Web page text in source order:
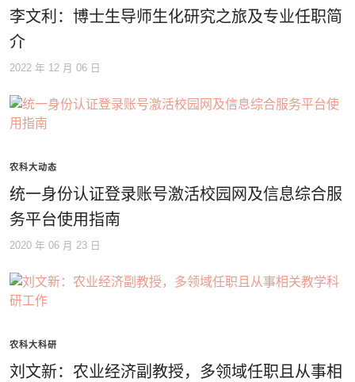
李文利：博士生导师生化研究之旅及专业任职简
介
2022 年 12 月 06 日
农科大动态
统一身份认证登录账号激活校园网及信息综合服
务平台使用指南
2020 年 06 月 23 日
农科大科研
刘文新：农业经济副教授，多领域任职且从事相